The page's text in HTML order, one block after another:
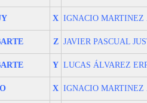
X IGNACIO MARTINEZ
Z JAVIER PASCUAL
Y LUCAS ÁLVAREZ
X IGNACIO MARTINEZ